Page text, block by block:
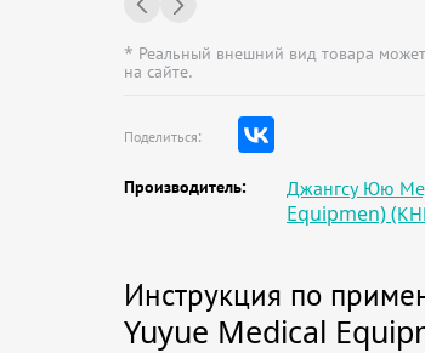
* Реальный внешний вид товара
на сайте.
Поделиться:
Производитель:
Джангсу Юю
Equipmen)
Инструкция по
Yuyue Medical